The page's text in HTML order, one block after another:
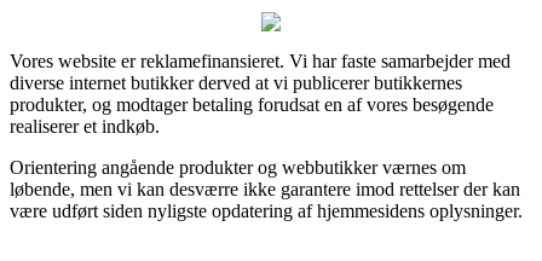
Vores website er reklamefinansieret. Vi har faste samarbejder med
diverse internet butikker derved at vi publicerer butikkernes
produkter, og modtager betaling forudsat en af vores besøgende
realiserer et indkøb.
Orientering angående produkter og webbutikker værnes om
løbende, men vi kan desværre ikke garantere imod rettelser der kan
være udført siden nyligste opdatering af hjemmesidens oplysninger.